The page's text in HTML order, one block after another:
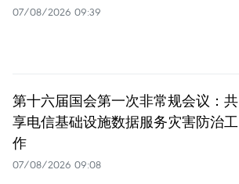
07/08/2026 09:39
第十六届国会第一次非常规会议：共
享电信基础设施数据服务灾害防治工
作
07/08/2026 09:08